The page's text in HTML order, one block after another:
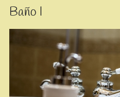
Baño I